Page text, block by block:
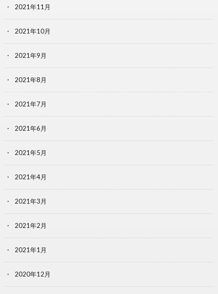
2021年11月
2021年10月
2021年9月
2021年8月
2021年7月
2021年6月
2021年5月
2021年4月
2021年3月
2021年2月
2021年1月
2020年12月